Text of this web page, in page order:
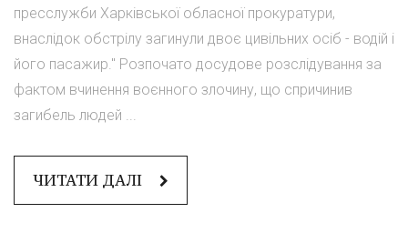
пресслужби Харківської обласної прокуратури,
внаслідок обстрілу загинули двоє цивільних осіб - водій і
його пасажир." Розпочато досудове розслідування за
фактом вчинення воєнного злочину, що спричинив
загибель людей ...
ЧИТАТИ ДАЛІ